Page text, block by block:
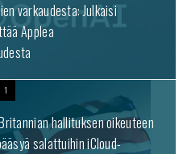
varkaudesta: Julkaisi
Applea
1
hallituksen oikeuteen
salattuihin iCloud-